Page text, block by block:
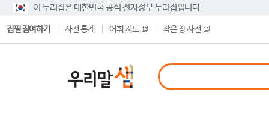
이 누리집은 대한민국 공식 전자정부 누리집입니다.
집필 참여하기 사전 통계 어휘 지도 작은 창 사전